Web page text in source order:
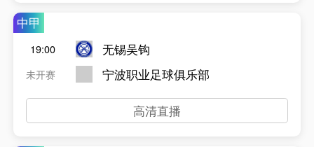
中甲
19:00
未开赛
无锡吴钩
宁波职业足球俱乐部
高清直播